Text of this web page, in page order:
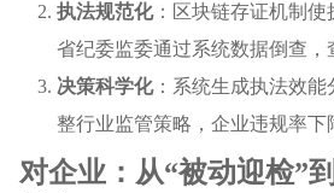
执法规范化：区块链存证机制
省纪委监委通过系统数据倒查，
决策科学化：系统生成执法效能
整行业监管策略，企业违规率下
对企业：从“被动迎检”